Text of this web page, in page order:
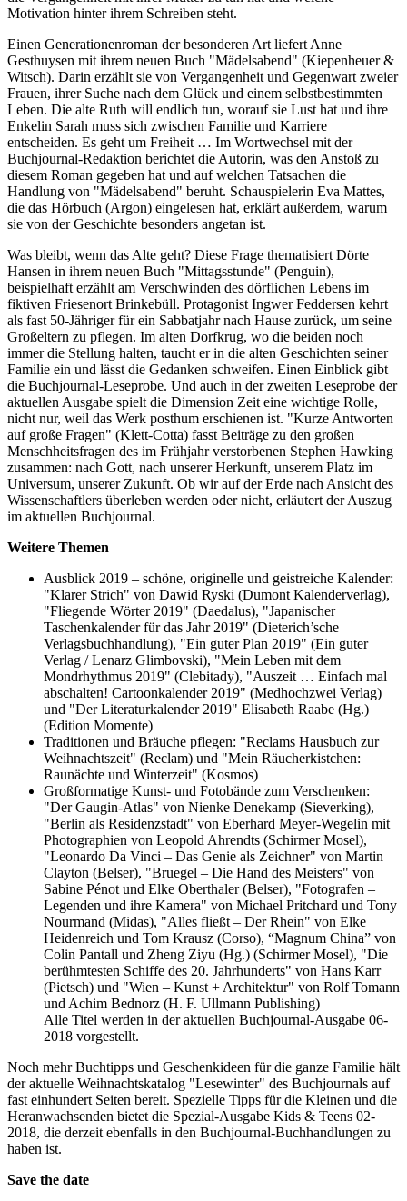
Motivation hinter ihrem Schreiben steht.
Einen Generationenroman der besonderen Art liefert Anne
Gesthuysen mit ihrem neuen Buch "Mädelsabend" (Kiepenheuer &
Witsch). Darin erzählt sie von Vergangenheit und Gegenwart zweier
Frauen, ihrer Suche nach dem Glück und einem selbstbestimmten
Leben. Die alte Ruth will endlich tun, worauf sie Lust hat und ihre
Enkelin Sarah muss sich zwischen Familie und Karriere
entscheiden. Es geht um Freiheit … Im Wortwechsel mit der
Buchjournal-Redaktion berichtet die Autorin, was den Anstoß zu
diesem Roman gegeben hat und auf welchen Tatsachen die
Handlung von "Mädelsabend" beruht. Schauspielerin Eva Mattes,
die das Hörbuch (Argon) eingelesen hat, erklärt außerdem, warum
sie von der Geschichte besonders angetan ist.
Was bleibt, wenn das Alte geht? Diese Frage thematisiert Dörte
Hansen in ihrem neuen Buch "Mittagsstunde" (Penguin),
beispielhaft erzählt am Verschwinden des dörflichen Lebens im
fiktiven Friesenort Brinkebüll. Protagonist Ingwer Feddersen kehrt
als fast 50-Jähriger für ein Sabbatjahr nach Hause zurück, um seine
Großeltern zu pflegen. Im alten Dorfkrug, wo die beiden noch
immer die Stellung halten, taucht er in die alten Geschichten seiner
Familie ein und lässt die Gedanken schweifen. Einen Einblick gibt
die Buchjournal-Leseprobe. Und auch in der zweiten Leseprobe der
aktuellen Ausgabe spielt die Dimension Zeit eine wichtige Rolle,
nicht nur, weil das Werk posthum erschienen ist. "Kurze Antworten
auf große Fragen" (Klett-Cotta) fasst Beiträge zu den großen
Menschheitsfragen des im Frühjahr verstorbenen Stephen Hawking
zusammen: nach Gott, nach unserer Herkunft, unserem Platz im
Universum, unserer Zukunft. Ob wir auf der Erde nach Ansicht des
Wissenschaftlers überleben werden oder nicht, erläutert der Auszug
im aktuellen Buchjournal.
Weitere Themen
Ausblick 2019 – schöne, originelle und geistreiche Kalender:
"Klarer Strich" von Dawid Ryski (Dumont Kalenderverlag),
"Fliegende Wörter 2019" (Daedalus), "Japanischer
Taschenkalender für das Jahr 2019" (Dieterich’sche
Verlagsbuchhandlung), "Ein guter Plan 2019" (Ein guter
Verlag / Lenarz Glimbovski), "Mein Leben mit dem
Mondrhythmus 2019" (Clebitady), "Auszeit … Einfach mal
abschalten! Cartoonkalender 2019" (Medhochzwei Verlag)
und "Der Literaturkalender 2019" Elisabeth Raabe (Hg.)
(Edition Momente)
Traditionen und Bräuche pflegen: "Reclams Hausbuch zur
Weihnachtszeit" (Reclam) und "Mein Räucherkistchen:
Raunächte und Winterzeit" (Kosmos)
Großformatige Kunst- und Fotobände zum Verschenken:
"Der Gaugin-Atlas" von Nienke Denekamp (Sieverking),
"Berlin als Residenzstadt" von Eberhard Meyer-Wegelin mit
Photographien von Leopold Ahrendts (Schirmer Mosel),
"Leonardo Da Vinci – Das Genie als Zeichner" von Martin
Clayton (Belser), "Bruegel – Die Hand des Meisters" von
Sabine Pénot und Elke Oberthaler (Belser), "Fotografen –
Legenden und ihre Kamera" von Michael Pritchard und Tony
Nourmand (Midas), "Alles fließt – Der Rhein" von Elke
Heidenreich und Tom Krausz (Corso), “Magnum China” von
Colin Pantall und Zheng Ziyu (Hg.) (Schirmer Mosel), "Die
berühmtesten Schiffe des 20. Jahrhunderts" von Hans Karr
(Pietsch) und "Wien – Kunst + Architektur" von Rolf Tomann
und Achim Bednorz (H. F. Ullmann Publishing)
Alle Titel werden in der aktuellen Buchjournal-Ausgabe 06-
2018 vorgestellt.
Noch mehr Buchtipps und Geschenkideen für die ganze Familie hält
der aktuelle Weihnachtskatalog "Lesewinter" des Buchjournals auf
fast einhundert Seiten bereit. Spezielle Tipps für die Kleinen und die
Heranwachsenden bietet die Spezial-Ausgabe Kids & Teens 02-
2018, die derzeit ebenfalls in den Buchjournal-Buchhandlungen zu
haben ist.
Save the date